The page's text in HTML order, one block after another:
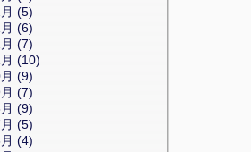
(5)
(6)
(7)
(10)
(9)
(7)
(9)
(5)
(4)